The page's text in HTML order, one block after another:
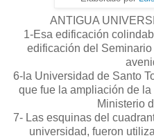
ANTIGUA
1-Esa edificación
edificación del
6-la Universidad de Santo
que fue la ampliación de
Ministerio
7- Las esquinas del
universidad, fueron